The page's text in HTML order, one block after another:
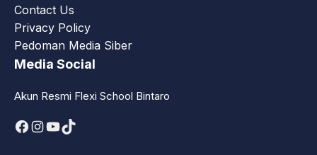
Contact Us
Privacy Policy
Pedoman Media Siber
Media Social
Akun Resmi Flexi School Bintaro
Facebook
Instagram
YouTube
TikTok